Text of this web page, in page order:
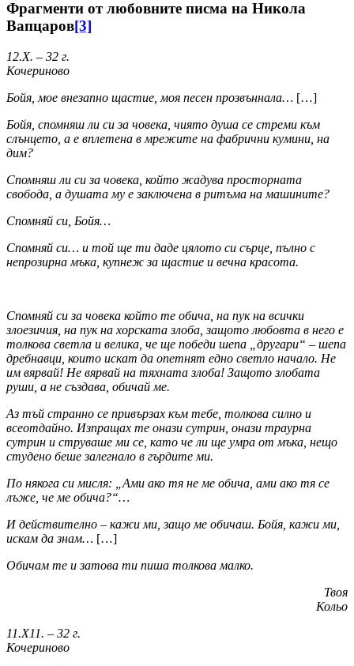
Фрагменти от любовните писма на Никола
Вапцаров[3]
12.Х. – 32 г.
Кочериново
Бойя, мое внезапно щастие, моя песен прозвъннала… […]
Бойя, спомняш ли си за човека, чиято душа се стреми към
слънцето, а е вплетена в мрежите на фабрични кумини, на
дим?
Спомняш ли си за човека, който жадува просторната
свобода, а душата му е заключена в ритъма на машините?
Спомняй си, Бойя…
Спомняй си… и той ще ти даде цялото си сърце, пълно с
непрозирна мъка, купнеж за щастие и вечна красота.
Спомняй си за човека който те обича, на пук на всички
злоезичия, на пук на хорската злоба, защото любовта в него е
толкова светла и велика, че ще победи шепа „другари“ – шепа
дребнавци, които искат да опетнят едно светло начало. Не
им вярвай! Не вярвай на тяхната злоба! Защото злобата
руши, а не създава, обичай ме.
Аз тъй странно се привързах към тебе, толкова силно и
всеотдайно. Изпращах те онази сутрин, онази траурна
сутрин и струваше ми се, като че ли ще умра от мъка, нещо
студено беше залегнало в гърдите ми.
По някога си мисля: „Ами ако тя не ме обича, ами ако тя се
лъже, че ме обича?“…
И действително – кажи ми, защо ме обичаш. Бойя, кажи ми,
искам да знам… […]
Обичам те и затова ти пиша толкова малко.
Твоя
Кольо
11.Х11. – 32 г.
Кочериново